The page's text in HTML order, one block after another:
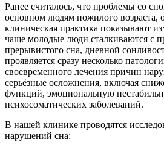
Ранее считалось, что проблемы со
основном людям пожилого возраста,
клиническая практика показывают
чаще молодые люди сталкиваются с
прерывистого сна, дневной
проявляется сразу несколько
своевременного лечения причин
серьёзные осложнения, включая
функций, эмоциональную
психосоматических заболеваний.
В нашей клинике проводятся
нарушений сна: